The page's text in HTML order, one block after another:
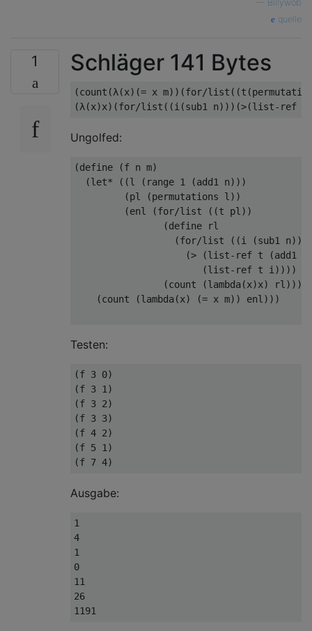
Billywob
quelle
1 Schläger 141 Bytes
(count(λ(x)(= x m))(for/
Ungolfed:
(define (f n m)
(let* ((l (range 1 (add1 n)))
(pl (permutations l))
(enl (for/list ((t pl))
                (define rl
(for/list ((i (sub1
(> (list-ref t (add1
                       (list-ref t i))))
(count (lambda(x)x)
(count (lambda(x) (= x m)) enl)))
Testen:
(f 3 0)
(f 3 1)
(f 3 2)
(f 3 3)
(f 4 2)
(f 5 1)
Ausgabe:
1
4
1
0
11
26